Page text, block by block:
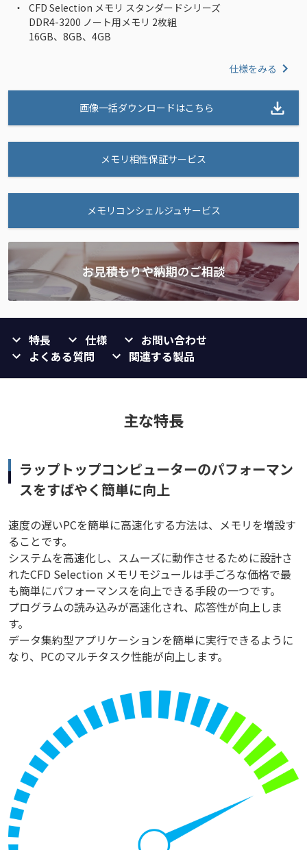
CFD Selection メモリ スタンダードシリーズ
DDR4-3200 ノート用メモリ 2枚組
16GB、8GB、4GB
仕様をみる
画像一括ダウンロードはこちら
メモリ相性保証サービス
メモリコンシェルジュサービス
特長 仕様
お問い合わせ
よくある質問
関連する製品
主な特長
ラップトップコンピューターのパフォーマン
スをすばやく簡単に向上
速度の遅いPCを簡単に高速化する方法は、メモリを増設す
ることです。
システムを高速化し、スムーズに動作させるために設計さ
れたCFD Selection メモリモジュールは手ごろな価格で最
も簡単にパフォーマンスを向上できる手段の一つです。
プログラムの読み込みが高速化され、応答性が向上しま
す。
データ集約型アプリケーションを簡単に実行できるように
なり、PCのマルチタスク性能が向上します。